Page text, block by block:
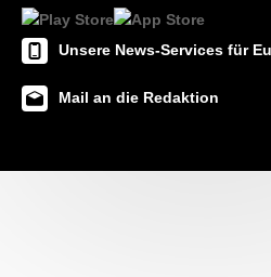
Unsere News-Services für
Mail an die Redaktion